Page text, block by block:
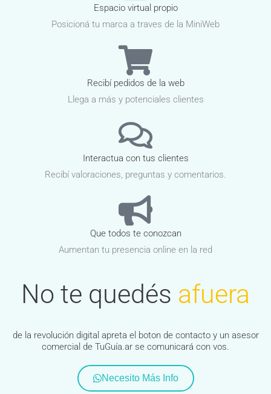
Espacio virtual propio
Posicioná tu marca a traves de la MiniWeb
Recibí pedidos de la web
Llega a más y potenciales clientes
Interactua con tus clientes
Recibí valoraciones, preguntas y comentarios.
Que todos te conozcan
Aumentan tu presencia online en la red
No te quedés afuera
de la revolución digital apreta el boton de contacto y un asesor
comercial de TuGuía.ar se comunicará con vos.
Necesito Más Info